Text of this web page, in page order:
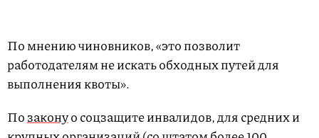
По мнению чиновников, «это позволит
работодателям не искать обходных путей для
выполнения квоты».
Позаконуо соцзащите инвалидов, для средних и